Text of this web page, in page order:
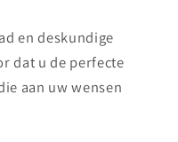
en deskundige
dat u de perfecte
aan uw wensen